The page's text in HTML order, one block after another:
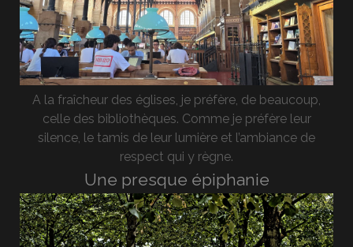
A la fraîcheur des églises, je préfère, de beaucoup,
celle des bibliothèques. Comme je préfère leur
silence, le tamis de leur lumière et l’ambiance de
respect qui y règne.
Une presque épiphanie